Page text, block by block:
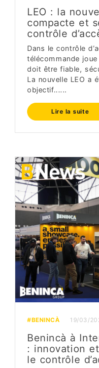
LEO : la
compacte et
contrôle
Dans le contrôle
télécommande
doit être fiable,
La nouvelle LEO a
objectif......
Lire la suite
#BENINCÀ 19/03/
Benincà à
: innovation
le contrôle